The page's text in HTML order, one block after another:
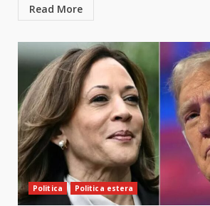
Read More
Politica Politica estera